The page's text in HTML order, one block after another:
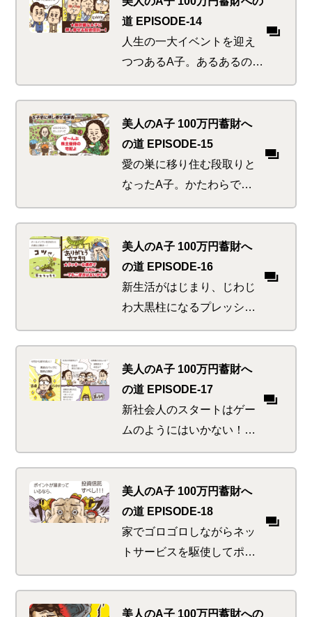
い…。そんな時に一番効く
のはやっぱり神頼み！？
道 EPISODE-14
人生の一大イベントを迎え
つつあるA子。あるあるの気
苦労も何のそのと思いき
や、浴びる濃厚さのレベル
が思った以上に高かっ
た…。うまくレベルアップ
してしのいで行けるの
か！？
美人のA子 100万円蓄財へ
の道 EPISODE-15
愛の巣に移り住む段取りと
なったA子。かたわらで見
かけた、近所にお住いのス
ーパーセレブ先輩宅には怪
しげな来客がひっきりな
し。漂うのはバラと紅茶と
お金の香り！？
美人のA子 100万円蓄財へ
の道 EPISODE-16
新生活がはじまり、じわじ
わ大黒柱になるプレッシャ
ーが彼にのしかかってく
る。そんな中、自転車で間
一髪！や、ゴルフで危機一
髪！など度重なるピンチに
遭遇！？
美人のA子 100万円蓄財へ
の道 EPISODE-17
新社会人のスタートはゲー
ムのようにはいかない！給
与口座に家賃、光熱費、は
たまた年金までもスマート
に準備してこそ真のフレッ
シャーズ勇者となる。
美人のA子 100万円蓄財へ
の道 EPISODE-18
家でゴロゴロしながらネッ
トサービスを駆使してポイ
ントを貯めまくるA子。そ
のポイントを使って蓄財し
なきゃもったいない！たる
美人のA子 100万円蓄財への